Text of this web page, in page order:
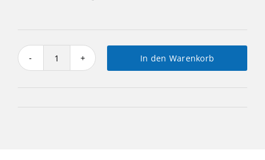
Kerzenständer
In den Warenkorb